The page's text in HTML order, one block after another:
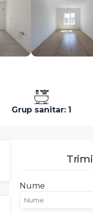
Grup sanitar: 1
Nume